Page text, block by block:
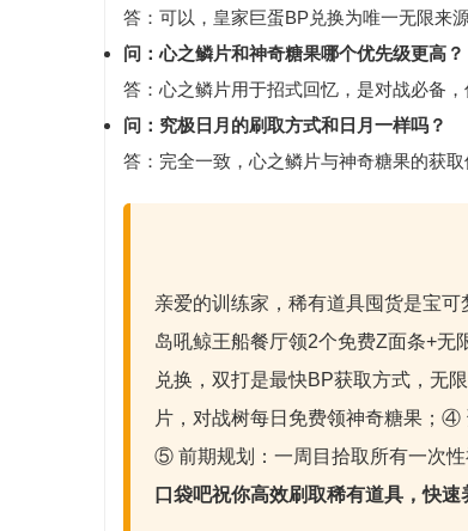
答：可以， 皇家巨蛋BP兑换为唯一无限来
问：心之鳞片和神奇糖果哪个优先级更高？
答：心之鳞片用于招式回忆，是对战必备
问：究极日月的刷取方式和日月一样吗？
答：完全一致，心之鳞片与神奇糖果的获
亲爱的训练家，稀有道具囤货是宝
岛吼鲸王船餐厅领2个免费Z面条+
兑换，双打是最快BP获取方式，无
片，对战树每日免费领神奇糖果；④
⑤ 前期规划：一周目拾取所有一次性
口袋吧祝你高效刷取稀有道具，快